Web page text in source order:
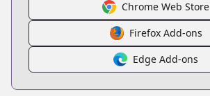
Chrome Web Store
Firefox Add-ons
Edge Add-ons